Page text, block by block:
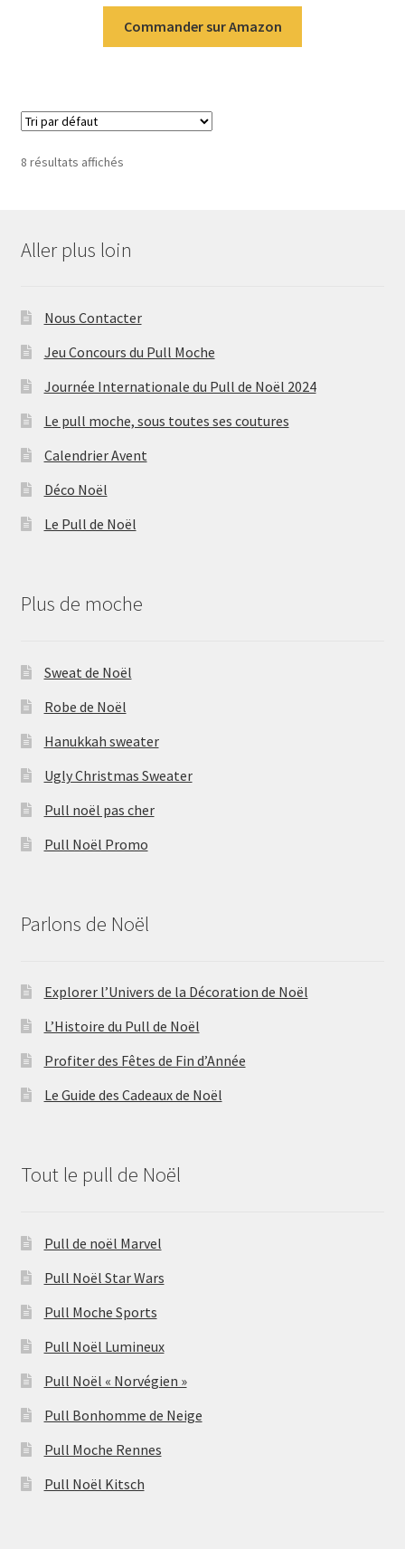
Commander sur Amazon
8 résultats affichés
Aller plus loin
Nous Contacter
Jeu Concours du Pull Moche
Journée Internationale du Pull de Noël 2024
Le pull moche, sous toutes ses coutures
Calendrier Avent
Déco Noël
Le Pull de Noël
Plus de moche
Sweat de Noël
Robe de Noël
Hanukkah sweater
Ugly Christmas Sweater
Pull noël pas cher
Pull Noël Promo
Parlons de Noël
Explorer l’Univers de la Décoration de Noël
L’Histoire du Pull de Noël
Profiter des Fêtes de Fin d’Année
Le Guide des Cadeaux de Noël
Tout le pull de Noël
Pull de noël Marvel
Pull Noël Star Wars
Pull Moche Sports
Pull Noël Lumineux
Pull Noël « Norvégien »
Pull Bonhomme de Neige
Pull Moche Rennes
Pull Noël Kitsch